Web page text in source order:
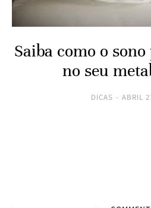
Saiba como o
no seu
DICAS ABRIL